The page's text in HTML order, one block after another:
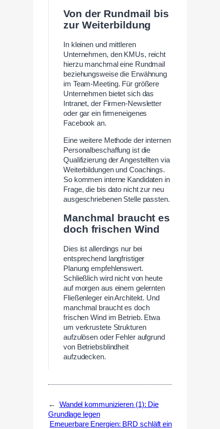
Von der Rundmail bis
zur Weiterbildung
In kleinen und mittleren
Unternehmen, den KMUs, reicht
hierzu manchmal eine Rundmail
beziehungsweise die Erwähnung
im Team-Meeting. Für größere
Unternehmen bietet sich das
Intranet, der Firmen-Newsletter
oder gar ein firmeneigenes
Facebook an.
Eine weitere Methode der internen
Personalbeschaffung ist die
Qualifizierung der Angestellten via
Weiterbildungen und Coachings.
So kommen interne Kandidaten in
Frage, die bis dato nicht zur neu
ausgeschriebenen Stelle passten.
Manchmal braucht es
doch frischen Wind
Dies ist allerdings nur bei
entsprechend langfristiger
Planung empfehlenswert.
Schließlich wird nicht von heute
auf morgen aus einem gelernten
Fließenleger ein Architekt. Und
manchmal braucht es doch
frischen Wind im Betrieb. Etwa
um verkrustete Strukturen
aufzulösen oder Fehler aufgrund
von Betriebsblindheit
aufzudecken.
←
Wandel kommunizieren (1): Die
Grundlage legen
Erneuerbare Energien: BRD schläft ein